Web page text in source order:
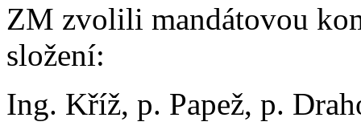
ZM zvolili mandátovou
složení:
Ing. Kříž, p. Papež, p.